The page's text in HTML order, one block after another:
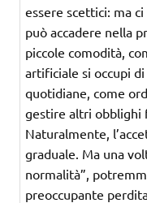
essere scettici: ma
può accadere nella
piccole comodità,
artificiale si occupi
quotidiane, come
gestire altri obblighi
Naturalmente,
graduale. Ma una
normalità”,
preoccupante